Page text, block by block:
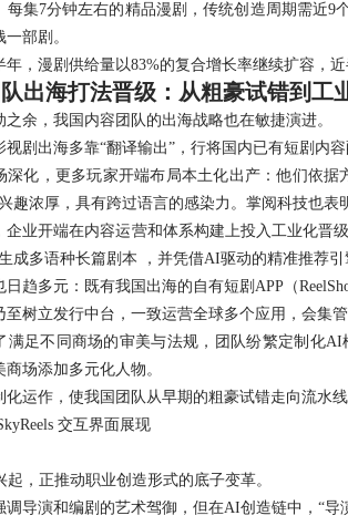
每集7分钟左右的精品漫剧，传统创造周期需近
部剧。
年，漫剧供给量以83%的复合增长率继续扩容，
出海打法晋级：从粗豪试错到工
之余，我国内容团队的出海战略也在敏捷演进。
视剧出海多靠“翻译输出”，行将国内已有短剧内
深化，更多玩家开端布局本土化出产：他们依
趣浓厚，具有跨过语言的感染力。掌阅科技也
企业开端在内容运营和体系构建上投入工业化晋
成多语种长篇剧本 ，并凭借AI驱动的精准推荐
日趋多元：既有我国出海的自有短剧APP（
至树立发行中台，一致运营全球多个应用，会集
满足不同商场的审美与法规，团队纷繁定制化
场添加多元化人物。
化运作，使我国团队从早期的粗豪试错走向流水
交互界面展现
起，正推动职业创造形式的底子变革。
调导演和编剧的艺术驾御，但在AI创造链中，“